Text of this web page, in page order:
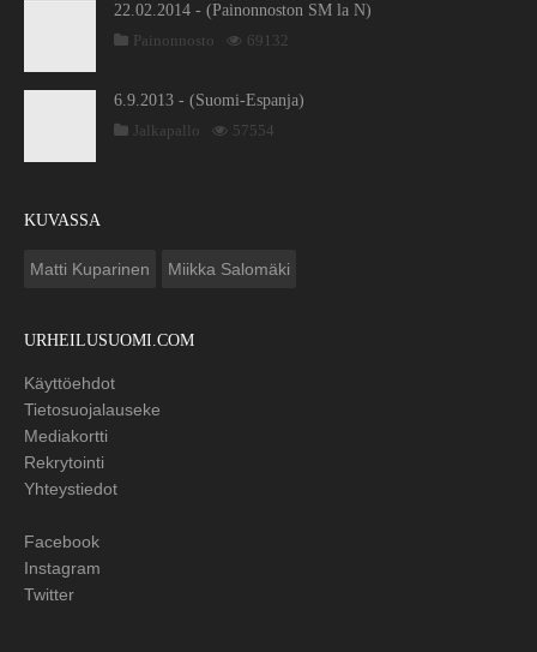
22.02.2014 - (Painonnoston SM la N)
Painonnosto
69132
6.9.2013 - (Suomi-Espanja)
Jalkapallo
57554
KUVASSA
Matti Kuparinen Miikka Salomäki
URHEILUSUOMI.COM
Käyttöehdot
Tietosuojalauseke
Mediakortti
Rekrytointi
Yhteystiedot
Facebook
Instagram
Twitter